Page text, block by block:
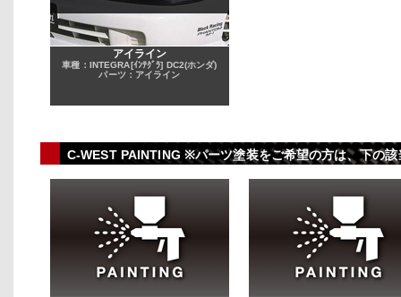
アイライン
車種：INTEGRA[ｲﾝﾃｸﾞﾗ] DC2(ホンダ)
パーツ：アイライン
C-WEST PAINTING ※パーツ塗装をご希望の方は、下の